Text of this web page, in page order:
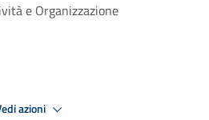
e Organizzazione
azioni